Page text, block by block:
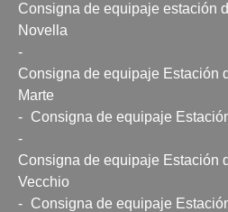
Consigna de equipaje estación
Novella
-
Consigna de equipaje Estación
Marte
-
Consigna de equipaje
-
Consigna de equipaje Estación
Vecchio
-
Consigna de equipaje